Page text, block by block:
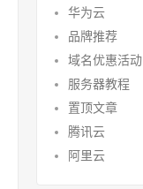
华为云
品牌推荐
域名优惠活动
服务器教程
置顶文章
腾讯云
阿里云